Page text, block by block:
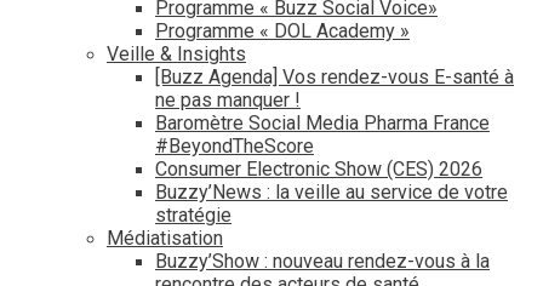
Programme « Buzz Social Voice»
Programme « DOL Academy »
Veille & Insights
[Buzz Agenda] Vos rendez-vous E-santé à
ne pas manquer !
Baromètre Social Media Pharma France
#BeyondTheScore
Consumer Electronic Show (CES) 2026
Buzzy’News : la veille au service de votre
stratégie
Médiatisation
Buzzy’Show : nouveau rendez-vous à la